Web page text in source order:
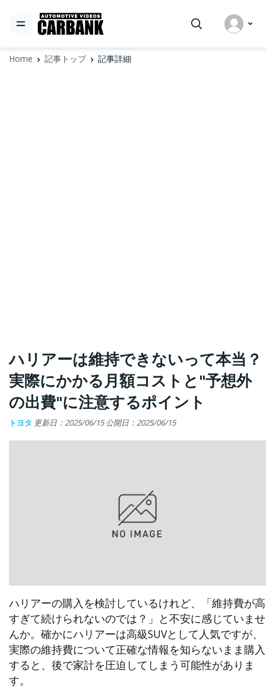
Home 記事トップ 記事詳細
ハリアーは維持できないって本当？
実際にかかる月額コストと"予想外
の出費"に注意するポイント
トヨタ 更新日：2025/06/15公開日：2025/06/15
ハリアーの購入を検討しているけれど、「維持費が高
すぎて続けられないのでは？」と不安に感じていませ
んか。確かにハリアーは高級SUVとして人気ですが、
実際の維持費について正確な情報を知らないまま購入
すると、後で家計を圧迫してしまう可能性がありま
す。